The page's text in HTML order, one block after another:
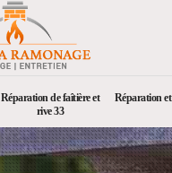
Réparation de faîtière et
rive 33
Réparation